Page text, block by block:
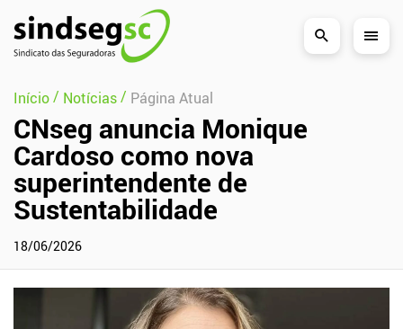
Pular Navegação (s)
Início/ Notícias/ Página Atual
CNseg anuncia Monique
Cardoso como nova
superintendente de
Sustentabilidade
18/06/2026